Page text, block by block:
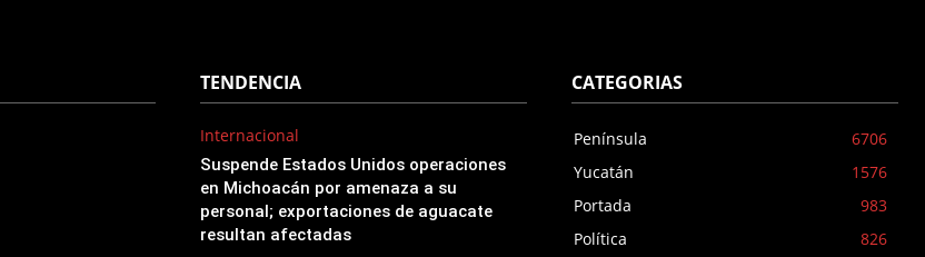
TENDENCIA
Internacional
Suspende Estados Unidos operaciones
en Michoacán por amenaza a su
personal; exportaciones de aguacate
resultan afectadas
CATEGORIAS
Península
6706
Yucatán
1576
Portada
983
Política
826